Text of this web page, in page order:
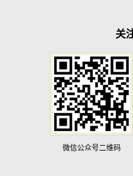
关
微信公众号二维码